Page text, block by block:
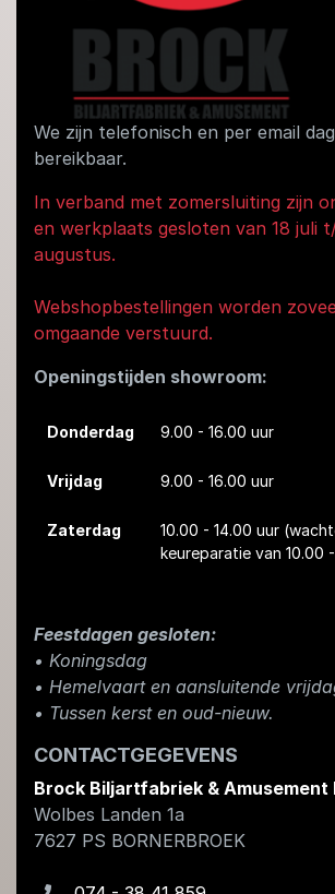
We zijn telefonisch en per email
bereikbaar.
In verband met zomersluiting zijn
en werkplaats gesloten van 18 juli
augustus.
Webshopbestellingen worden
omgaande verstuurd.
Openingstijden showroom:
Donderdag 9.00 - 16.00 uur
Vrijdag 9.00 - 16.00 uur
Zaterdag 10.00 - 14.00 uur
keureparatie van 10.00
Feestdagen gesloten:
• Koningsdag
​• Hemelvaart en aansluitende
• Tussen kerst en oud-nieuw.
CONTACTGEGEVENS
Brock Biljartfabriek & Amusement
Wolbes Landen 1a
7627 PS BORNERBROEK